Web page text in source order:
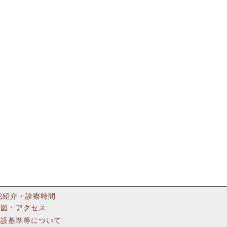
紹介・診療時間
・アクセス
基準等について